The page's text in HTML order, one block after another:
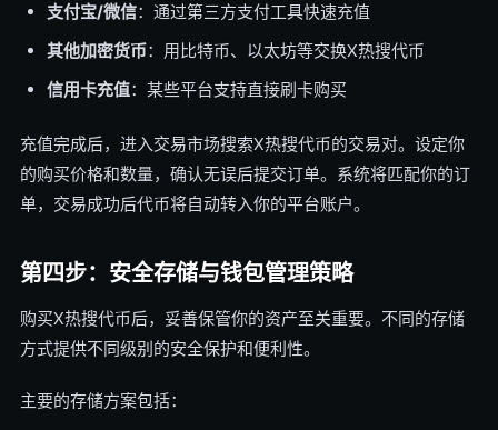
支付宝/微信：通过第三方支付工具快速充值
其他加密货币：用比特币、以太坊等交换X热搜代币
信用卡充值：某些平台支持直接刷卡购买
充值完成后，进入交易市场搜索X热搜代币的交易对。设定你
的购买价格和数量，确认无误后提交订单。系统将匹配你的订
单，交易成功后代币将自动转入你的平台账户。
第四步：安全存储与钱包管理策略
购买X热搜代币后，妥善保管你的资产至关重要。不同的存储
方式提供不同级别的安全保护和便利性。
主要的存储方案包括：